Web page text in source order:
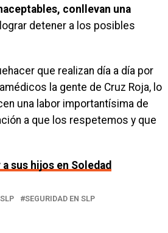
conllevan una
detener a los posibles
que realizan día a día por
la gente de Cruz Roja, lo
una labor importantísima de
a que los respetemos y que
sus hijos en Soledad
SEGURIDAD EN SLP